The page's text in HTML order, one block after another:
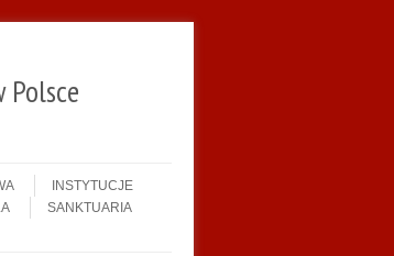
INSTYTUCJE
SANKTUARIA